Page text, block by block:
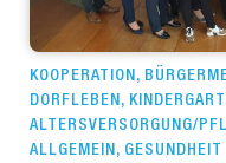
KOOPERATION ,
DORFLEBEN ,
ALTERSVERSORGUNG/
ALLGEMEIN , GESUNDHEIT